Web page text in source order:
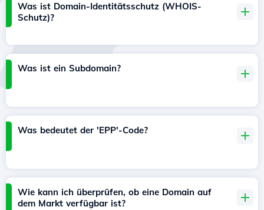
Was ist Domain-Identitätsschutz (WHOIS-
Schutz)?
Was ist ein Subdomain?
Was bedeutet der 'EPP'-Code?
Wie kann ich überprüfen, ob eine Domain auf
dem Markt verfügbar ist?